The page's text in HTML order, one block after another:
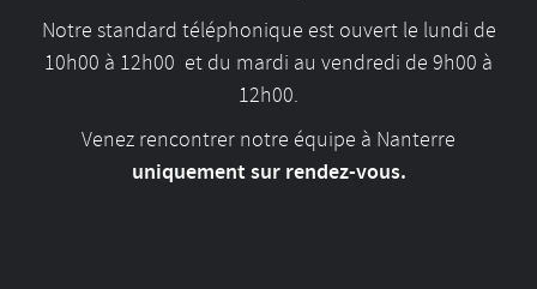
Notre standard téléphonique est ouvert le lundi de
10h00 à 12h00 et du mardi au vendredi de 9h00 à
12h00.
Venez rencontrer notre équipe à Nanterre
uniquement sur rendez-vous.